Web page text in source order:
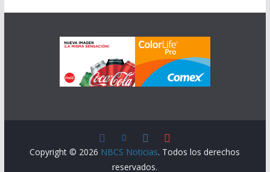
Copyright © 2026 NBCS Noticias. Todos los derechos
reservados.